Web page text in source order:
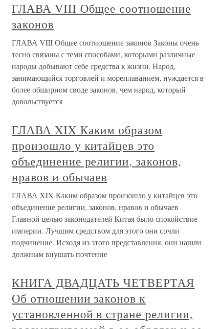
ГЛАВА VIII Общее соотношение
законов
ГЛАВА VIII Общее соотношение законов Законы очень
тесно связаны с теми способами, которыми различные
народы добывают себе средства к жизни. Народ,
занимающийся торговлей и мореплаванием, нуждается в
более обширном своде законов, чем народ, который
довольствуется
ГЛАВА XIX Каким образом
произошло у китайцев это
объединение религии, законов,
нравов и обычаев
ГЛАВА XIX Каким образом произошло у китайцев это
объединение религии, законов, нравов и обычаев
Главной целью законодателей Китая было спокойствие
империи. Лучшим средством для этого они сочли
подчинение. Исходя из этого представления, они нашли
должным внушать почтение
КНИГА ДВАДЦАТЬ ЧЕТВЕРТАЯ
Об отношении законов к
установленной в стране религии,